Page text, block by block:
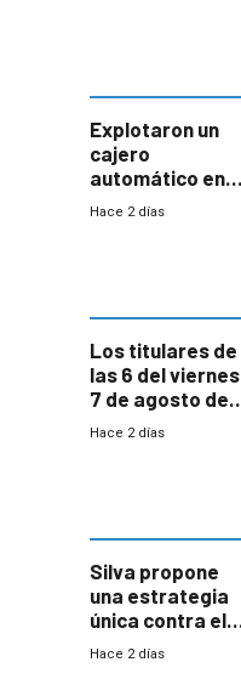
con mayor
miedo”
Explotaron un
cajero
automático en
Parque Miramar;
Hace 2 días
Los titulares de
las 6 del viernes
7 de agosto de
2026
Hace 2 días
Silva propone
una estrategia
única contra el
narcotráfico y
Hace 2 días